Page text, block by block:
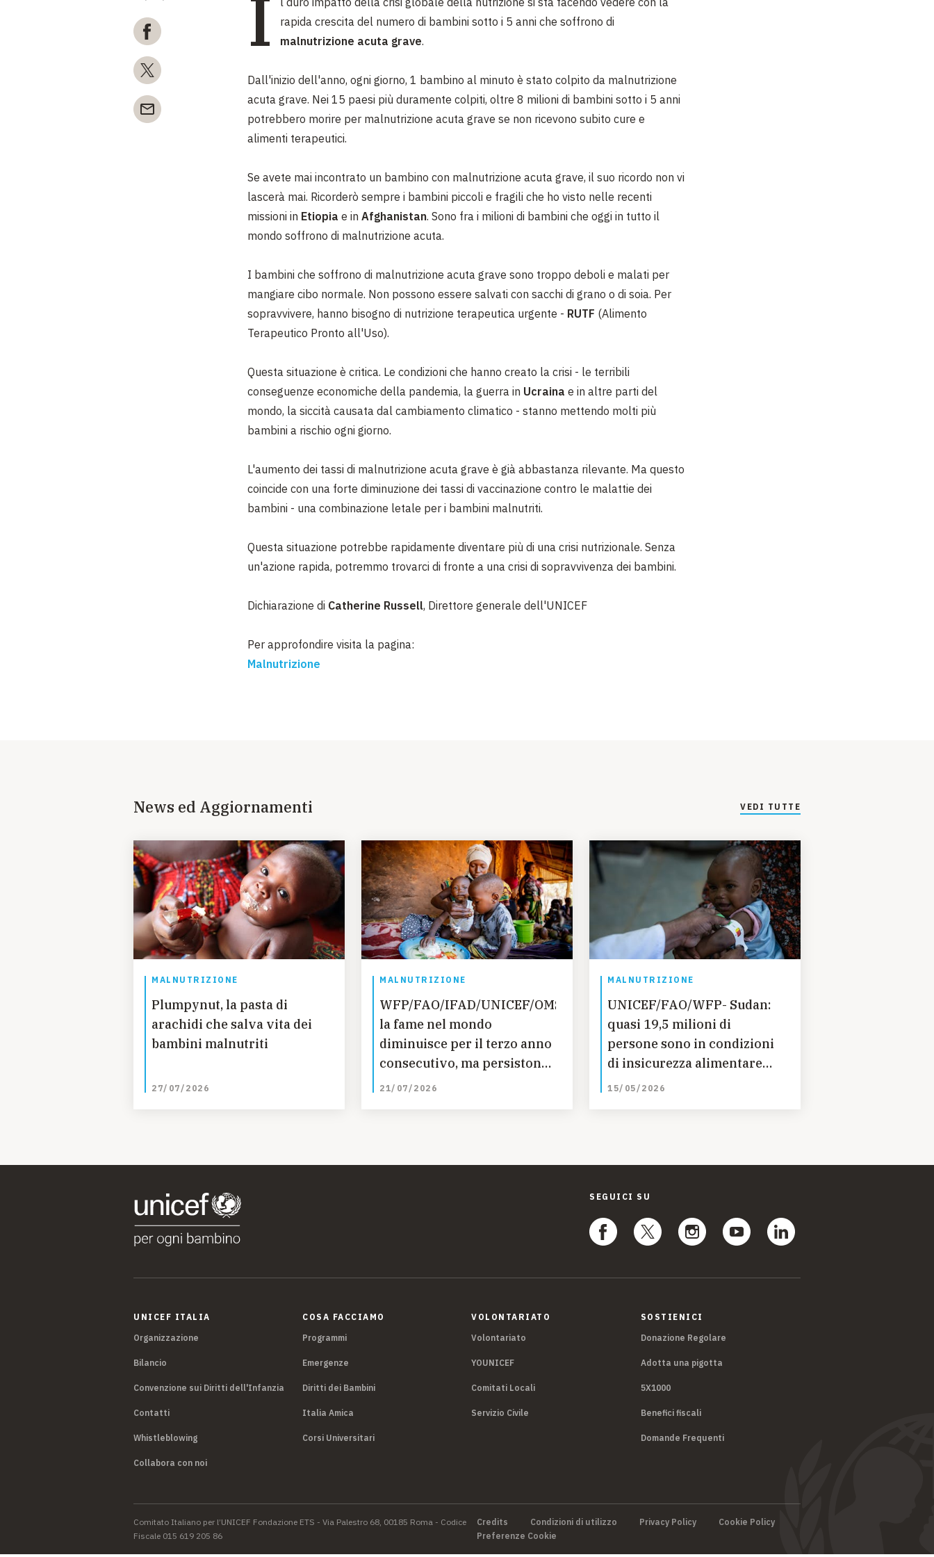
I
rapida crescita del numero di bambini sotto i 5 anni che soffrono di
malnutrizione acuta grave.
Dall'inizio dell'anno, ogni giorno, 1 bambino al minuto è stato colpito da malnutrizione
acuta grave. Nei 15 paesi più duramente colpiti, oltre 8 milioni di bambini sotto i 5 anni
potrebbero morire per malnutrizione acuta grave se non ricevono subito cure e
alimenti terapeutici.
Se avete mai incontrato un bambino con malnutrizione acuta grave, il suo ricordo non vi
lascerà mai. Ricorderò sempre i bambini piccoli e fragili che ho visto nelle recenti
missioni in Etiopia e in Afghanistan. Sono fra i milioni di bambini che oggi in tutto il
mondo soffrono di malnutrizione acuta.
I bambini che soffrono di malnutrizione acuta grave sono troppo deboli e malati per
mangiare cibo normale. Non possono essere salvati con sacchi di grano o di soia. Per
sopravvivere, hanno bisogno di nutrizione terapeutica urgente - RUTF (Alimento
Terapeutico Pronto all'Uso).
Questa situazione è critica. Le condizioni che hanno creato la crisi - le terribili
conseguenze economiche della pandemia, la guerra in Ucraina e in altre parti del
mondo, la siccità causata dal cambiamento climatico - stanno mettendo molti più
bambini a rischio ogni giorno.
L'aumento dei tassi di malnutrizione acuta grave è già abbastanza rilevante. Ma questo
coincide con una forte diminuzione dei tassi di vaccinazione contro le malattie dei
bambini - una combinazione letale per i bambini malnutriti.
Questa situazione potrebbe rapidamente diventare più di una crisi nutrizionale. Senza
un'azione rapida, potremmo trovarci di fronte a una crisi di sopravvivenza dei bambini.
Dichiarazione di Catherine Russell, Direttore generale dell'UNICEF
Per approfondire visita la pagina:
Malnutrizione
News ed Aggiornamenti VEDI TUTTE
MALNUTRIZIONE
Plumpynut, la pasta di
arachidi che salva vita dei
bambini malnutriti
27/07/2026
MALNUTRIZIONE
WFP/FAO/IFAD/UNICEF/OMS:
la fame nel mondo
diminuisce per il terzo anno
consecutivo, ma persistono
le disparità regionali –
21/07/2026
MALNUTRIZIONE
UNICEF/FAO/WFP- Sudan:
quasi 19,5 milioni di
persone sono in condizioni
di insicurezza alimentare
acuta
15/05/2026
SEGUICI SU
UNICEF ITALIA
Organizzazione
Bilancio
Convenzione sui Diritti dell'Infanzia
Contatti
Whistleblowing
Collabora con noi
COSA FACCIAMO
Programmi
Emergenze
Diritti dei Bambini
Italia Amica
Corsi Universitari
VOLONTARIATO
Volontariato
YOUNICEF
Comitati Locali
Servizio Civile
SOSTIENICI
Donazione Regolare
Adotta una pigotta
5X1000
Benefici fiscali
Domande Frequenti
Credits Condizioni di utilizzo Privacy Policy
Cookie Policy
Preferenze Cookie
Comitato Italiano per l’UNICEF Fondazione ETS - Via Palestro 68, 00185 Roma - Codice
Fiscale 015 619 205 86